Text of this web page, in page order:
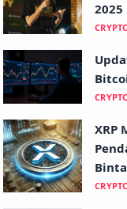
2025
XRP